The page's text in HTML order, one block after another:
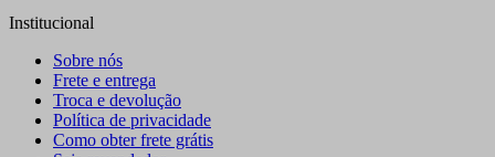
Institucional
Sobre nós
Frete e entrega
Troca e devolução
Política de privacidade
Como obter frete grátis